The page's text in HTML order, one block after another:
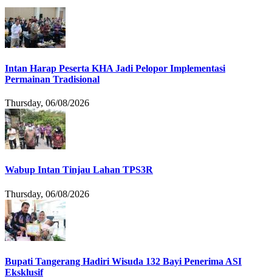
Intan Harap Peserta KHA Jadi Pelopor Implementasi
Permainan Tradisional
Thursday, 06/08/2026
Wabup Intan Tinjau Lahan TPS3R
Thursday, 06/08/2026
Bupati Tangerang Hadiri Wisuda 132 Bayi Penerima ASI
Eksklusif